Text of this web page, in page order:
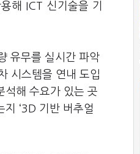
해 ICT 신기술을 기
유무를 실시간 파악
시스템을 연내 도입
석해 수요가 있는 곳
‘3D 기반 버추얼